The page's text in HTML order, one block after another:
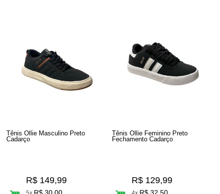
Tênis Ollie Masculino Preto
Cadarço
R$ 149,99
Tênis Ollie Feminino Preto
Fechamento Cadarço
R$ 129,99